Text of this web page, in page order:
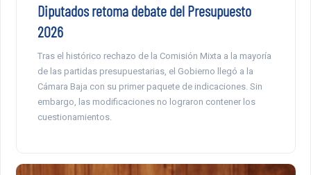
Diputados retoma debate del Presupuesto
2026
Tras el histórico rechazo de la Comisión Mixta a la mayoría
de las partidas presupuestarias, el Gobierno llegó a la
Cámara Baja con su primer paquete de indicaciones. Sin
embargo, las modificaciones no lograron contener los
cuestionamientos.